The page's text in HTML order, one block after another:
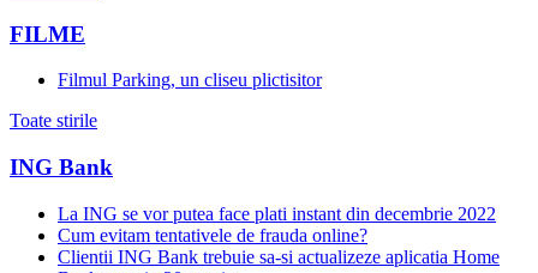
FILME
Filmul Parking, un cliseu plictisitor
Toate stirile
ING Bank
La ING se vor putea face plati instant din decembrie 2022
Cum evitam tentativele de frauda online?
Clientii ING Bank trebuie sa-si actualizeze aplicatia Home